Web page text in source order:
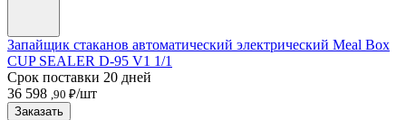
Запайщик стаканов автоматический электрический Meal Box
CUP SEALER D-95 V1 1/1
Срок поставки 20 дней
36 598 ,90 ₽/шт
Заказать